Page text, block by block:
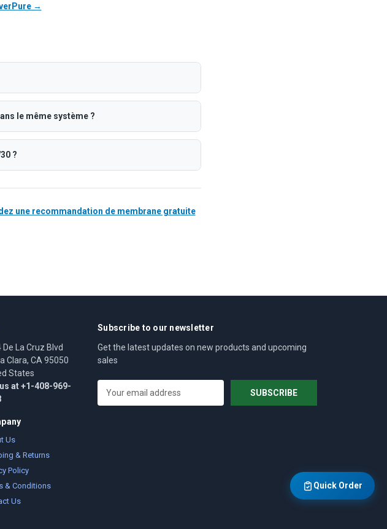
→
le même système ?
?
une recommandation de membrane gratuite
De La Cruz Blvd
Clara, CA 95050
States
at +1-408-969-
Us
& Returns
Policy
& Conditions
Us
Subscribe to our newsletter
Get the latest updates on new products and upcoming
sales
Quick Order